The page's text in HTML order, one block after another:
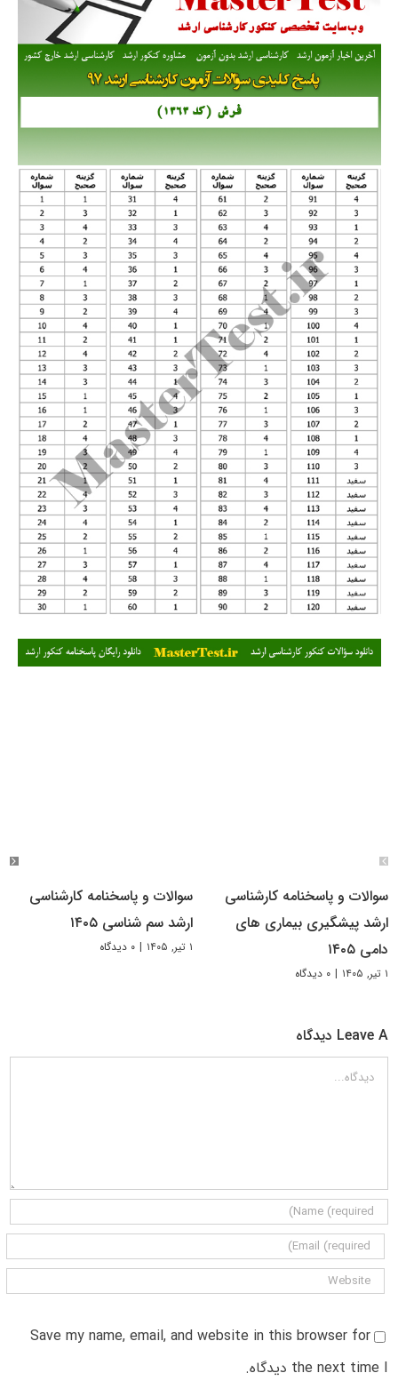
سوالات و پاسخنامه کارشناسی
ارشد پیشگیری بیماری های
دامی ۱۴۰۵
۱ تیر, ۱۴۰۵ | ۰ دیدگاه
سوالات و پاسخنامه کارشناسی
ارشد سم شناسی ۱۴۰۵
۱ تیر, ۱۴۰۵ | ۰ دیدگاه
Leave A دیدگاه
دیدگاه
Save my name, email, and website in this browser for
the next time I دیدگاه.